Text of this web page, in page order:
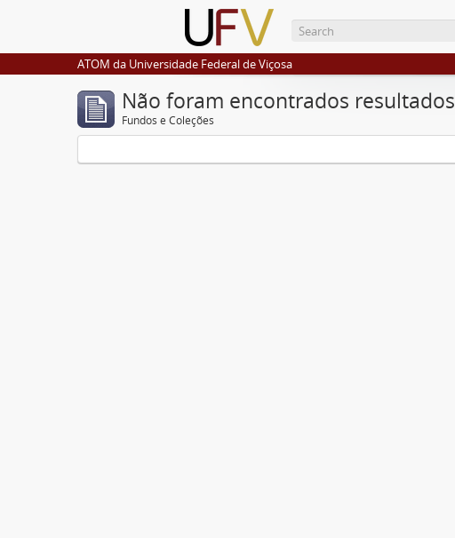
ATOM da Universidade Federal de Viçosa
Não foram encontrados resultados
Fundos e Coleções